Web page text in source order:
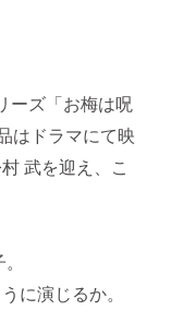
ーズ「お梅は呪
はドラマにて映
武を迎え、こ
に演じるか。